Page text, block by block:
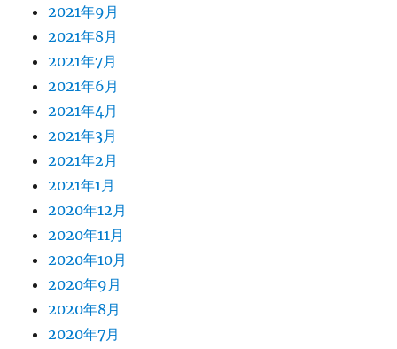
2021年9月
2021年8月
2021年7月
2021年6月
2021年4月
2021年3月
2021年2月
2021年1月
2020年12月
2020年11月
2020年10月
2020年9月
2020年8月
2020年7月